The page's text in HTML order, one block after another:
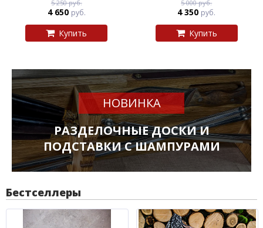
5 250 руб.
4 650 руб.
Купить
5 000 руб.
4 350 руб.
Купить
НОВИНКА
РАЗДЕЛОЧНЫЕ ДОСКИ И
ПОДСТАВКИ С ШАМПУРАМИ
Бестселлеры